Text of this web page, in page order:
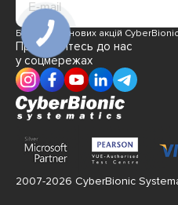
Будь в курсі нових акцій
Приєднуйтесь до нас
у соцмережах
2007-2026 CyberBionic